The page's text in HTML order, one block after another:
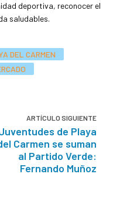
deportiva, reconocer el
saludables.
DEL CARMEN
ARTÍCULO SIGUIENTE
de Playa
Carmen se suman
al Partido Verde:
Fernando Muñoz